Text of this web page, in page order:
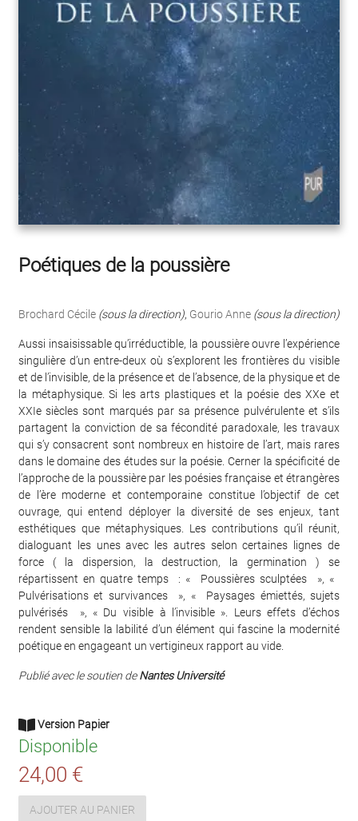
Poétiques de la poussière
Brochard Cécile (sous la direction), Gourio Anne (sous la direction)
Aussi insaisissable qu’irréductible, la poussière ouvre l’expérience
singulière d’un entre-deux où s’explorent les frontières du visible
et de l’invisible, de la présence et de l’absence, de la physique et de
la métaphysique. Si les arts plastiques et la poésie des XXe et
XXIe siècles sont marqués par sa présence pulvérulente et s’ils
partagent la conviction de sa fécondité paradoxale, les travaux
qui s’y consacrent sont nombreux en histoire de l’art, mais rares
dans le domaine des études sur la poésie. Cerner la spécificité de
l’approche de la poussière par les poésies française et étrangères
de l’ère moderne et contemporaine constitue l’objectif de cet
ouvrage, qui entend déployer la diversité de ses enjeux, tant
esthétiques que métaphysiques. Les contributions qu’il réunit,
dialoguant les unes avec les autres selon certaines lignes de
force ( la dispersion, la destruction, la germination ) se
répartissent en quatre temps : « Poussières sculptées », «
Pulvérisations et survivances », « Paysages émiettés, sujets
pulvérisés », « Du visible à l’invisible ». Leurs effets d’échos
rendent sensible la labilité d’un élément qui fascine la modernité
poétique en engageant un vertigineux rapport au vide.
Publié avec le soutien deNantes Université
Version Papier
Disponible
24,00 €
AJOUTER AU PANIER